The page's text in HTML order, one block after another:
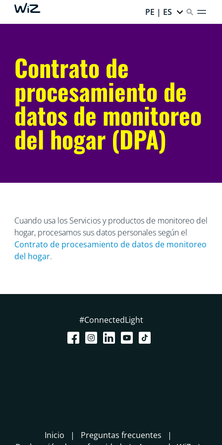
PE | ES
Contrato de
procesamiento de
datos de monitoreo
del hogar (DPA)
Cuando usa los Servicios y productos de monitoreo del
hogar, procesamos sus datos personales según el
Contrato de procesamiento de datos de monitoreo
del hogar.
#ConnectedLight
Inicio
Preguntas frecuentes